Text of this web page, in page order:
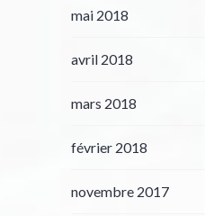
mai 2018
avril 2018
mars 2018
février 2018
novembre 2017